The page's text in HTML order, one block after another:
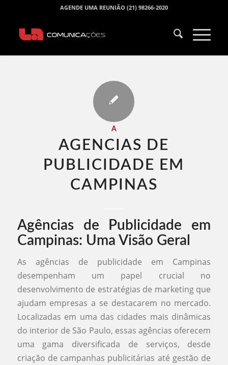
AGENDE UMA REUNIÃO (21) 98266-2020
A
AGENCIAS DE
PUBLICIDADE EM
CAMPINAS​
Agências de Publicidade em
Campinas: Uma Visão Geral
As agências de publicidade em Campinas
desempenham um papel crucial no
desenvolvimento de estratégias de marketing que
ajudam empresas a se destacarem no mercado.
Localizadas em uma das cidades mais dinâmicas
do interior de São Paulo, essas agências oferecem
uma gama diversificada de serviços, desde
criação de campanhas publicitárias até gestão de